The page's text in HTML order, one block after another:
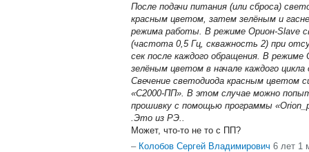
После подачи питания (или сброса)
красным цветом, затем зелёным и
режима работы. В режиме Орион-Slave
(частота 0,5 Гц, скважность 2) при
сек после каждого обращения. В
зелёным цветом в начале каждого
Свечение светодиода красным цветом
«С2000-ПП». В этом случае можно
прошивку с помощью программы
.Это из РЭ..
Может, что-то не то с ПП?
– Колобов Сергей Владимирович 6 лет 1